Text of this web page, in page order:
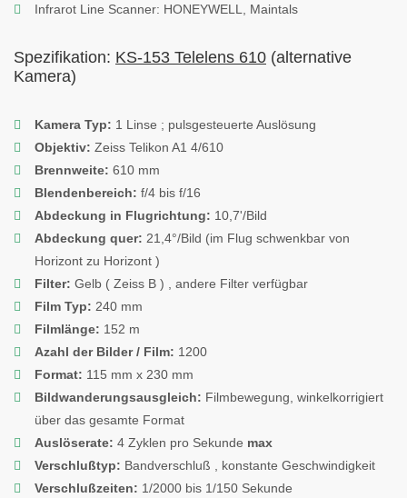
Infrarot Line Scanner: HONEYWELL, Maintals
Spezifikation: KS-153 Telelens 610 (alternative
Kamera)
Kamera Typ: 1 Linse ; pulsgesteuerte Auslösung
Objektiv: Zeiss Telikon A1 4/610
Brennweite: 610 mm
Blendenbereich: f/4 bis f/16
Abdeckung in Flugrichtung: 10,7'/Bild
Abdeckung quer: 21,4°/Bild (im Flug schwenkbar von
Horizont zu Horizont )
Filter: Gelb ( Zeiss B ) , andere Filter verfügbar
Film Typ: 240 mm
Filmlänge: 152 m
Azahl der Bilder / Film: 1200
Format: 115 mm x 230 mm
Bildwanderungsausgleich: Filmbewegung, winkelkorrigiert
über das gesamte Format
Auslöserate: 4 Zyklen pro Sekunde max
Verschlußtyp: Bandverschluß , konstante Geschwindigkeit
Verschlußzeiten: 1/2000 bis 1/150 Sekunde